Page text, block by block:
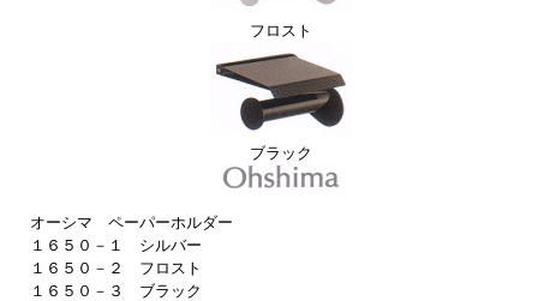
フロスト
ブラック
オーシマ ペーパーホルダー
１６５０－１ シルバー
１６５０－２ フロスト
１６５０－３ ブラック